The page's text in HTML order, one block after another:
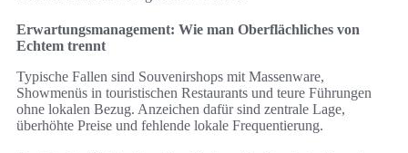
Erwartungsmanagement: Wie man Oberflächliches von
Echtem trennt
Typische Fallen sind Souvenirshops mit Massenware,
Showmenüs in touristischen Restaurants und teure Führungen
ohne lokalen Bezug. Anzeichen dafür sind zentrale Lage,
überhöhte Preise und fehlende lokale Frequentierung.